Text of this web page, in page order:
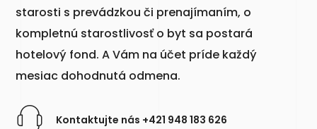
starosti s prevádzkou či prenajímaním, o
kompletnú starostlivosť o byt sa postará
hotelový fond. A Vám na účet príde každý
mesiac dohodnutá odmena.
Kontaktujte nás +421 948 183 626